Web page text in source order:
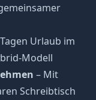
Urlaub im
Modell
– Mit
Schreibtisch